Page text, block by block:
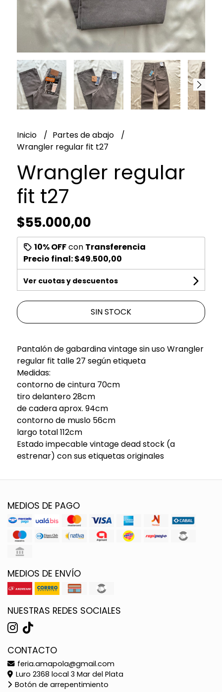
Inicio
Partes de abajo
Wrangler regular fit t27
Wrangler regular
fit t27
$55.000,00
10% OFFcon Transferencia
Precio final:$49.500,00
Ver cuotas y descuentos
SIN STOCK
Pantalón de gabardina vintage sin uso Wrangler
regular fit talle 27 según etiqueta
Medidas:
contorno de cintura 70cm
tiro delantero 28cm
de cadera aprox. 94cm
contorno de muslo 56cm
largo total 112cm
Estado impecable vintage dead stock (a
estrenar) con sus etiquetas originales
MEDIOS DE PAGO
MEDIOS DE ENVÍO
NUESTRAS REDES SOCIALES
CONTACTO
feria.amapola@gmail.com
Luro 2368 local 3 Mar del Plata
Botón de arrepentimiento